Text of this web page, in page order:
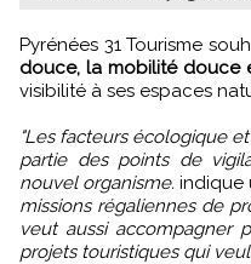
Pyrénées 31 Tourisme
douce, la mobilité douce
visibilité à ses espaces
"Les facteurs écologique
partie des points de
nouvel organisme. indique
missions régaliennes de
veut aussi accompagner
projets touristiques qui